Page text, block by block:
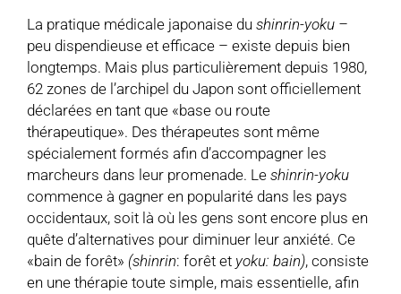
La pratique médicale japonaise du shinrin-yoku –
peu dispendieuse et efficace – existe depuis bien
longtemps. Mais plus particulièrement depuis 1980,
62 zones de l’archipel du Japon sont officiellement
déclarées en tant que «base ou route
thérapeutique». Des thérapeutes sont même
spécialement formés afin d’accompagner les
marcheurs dans leur promenade. Le shinrin-yoku
commence à gagner en popularité dans les pays
occidentaux, soit là où les gens sont encore plus en
quête d’alternatives pour diminuer leur anxiété. Ce
«bain de forêt» (shinrin: forêt et yoku: bain), consiste
en une thérapie toute simple, mais essentielle, afin